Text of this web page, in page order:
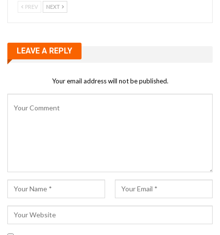
PREV NEXT
LEAVE A REPLY
Your email address will not be published.